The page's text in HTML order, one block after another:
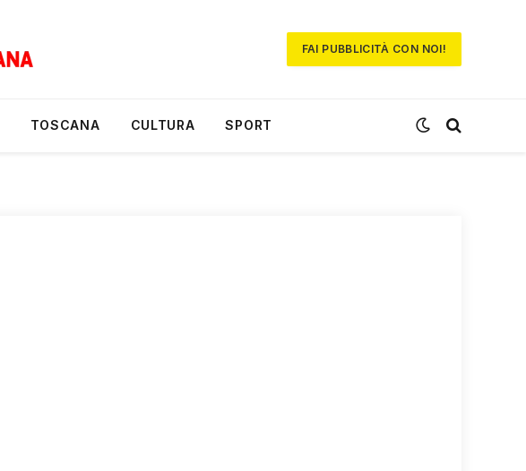
FAI PUBBLICITÀ CON NOI!
TOSCANA CULTURA SPORT